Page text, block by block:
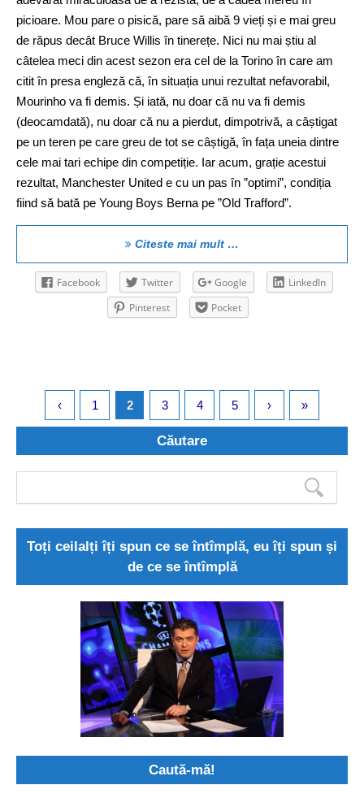
picioare. Mou pare o pisică, pare să aibă 9 vieți și e mai greu
de răpus decât Bruce Willis în tinerețe. Nici nu mai știu al
câtelea meci din acest sezon era cel de la Torino în care am
citit în presa engleză că, în situația unui rezultat nefavorabil,
Mourinho va fi demis. Și iată, nu doar că nu va fi demis
(deocamdată), nu doar că nu a pierdut, dimpotrivă, a câștigat
pe un teren pe care greu de tot se câștigă, în fața uneia dintre
cele mai tari echipe din competiție. Iar acum, grație acestui
rezultat, Manchester United e cu un pas în ”optimi”, condiția
fiind să bată pe Young Boys Berna pe ”Old Trafford”.
Citeste mai mult …
Facebook Twitter Google
LinkedIn
Pinterest
Pocket
‹ 1 2 3 4 5 › »
Căutare
Toți ceilalți îți spun ce se întîmplă, eu îți spun și
de ce se întîmplă
Caută-mă!